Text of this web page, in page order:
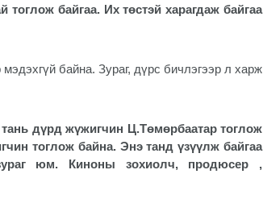
байгаа. Их төстэй харагдаж байгаа
байна. Зураг, дүрс бичлэгээр л харж
дүрд жүжигчин Ц.Төмөрбаатар тоглож
тоглож байна. Энэ танд үзүүлж байгаа
юм. Киноны зохиолч, продюсер ,